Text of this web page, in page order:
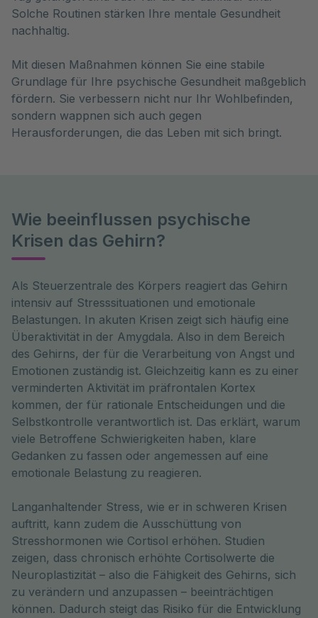
Solche Routinen stärken Ihre mentale Gesundheit
nachhaltig.
Mit diesen Maßnahmen können Sie eine stabile
Grundlage für Ihre psychische Gesundheit maßgeblich
fördern. Sie verbessern nicht nur Ihr Wohlbefinden,
sondern wappnen sich auch gegen
Herausforderungen, die das Leben mit sich bringt.
Wie beeinflussen psychische
Krisen das Gehirn?
Als Steuerzentrale des Körpers reagiert das Gehirn
intensiv auf Stresssituationen und emotionale
Belastungen. In akuten Krisen zeigt sich häufig eine
Überaktivität in der Amygdala. Also in dem Bereich
des Gehirns, der für die Verarbeitung von Angst und
Emotionen zuständig ist. Gleichzeitig kann es zu einer
verminderten Aktivität im präfrontalen Kortex
kommen, der für rationale Entscheidungen und die
Selbstkontrolle verantwortlich ist. Das erklärt, warum
viele Betroffene Schwierigkeiten haben, klare
Gedanken zu fassen oder angemessen auf eine
emotionale Belastung zu reagieren.
Langanhaltender Stress, wie er in schweren Krisen
auftritt, kann zudem die Ausschüttung von
Stresshormonen wie Cortisol erhöhen. Studien
zeigen, dass chronisch erhöhte Cortisolwerte die
Neuroplastizität – also die Fähigkeit des Gehirns, sich
zu verändern und anzupassen – beeinträchtigen
können. Dadurch steigt das Risiko für die Entwicklung